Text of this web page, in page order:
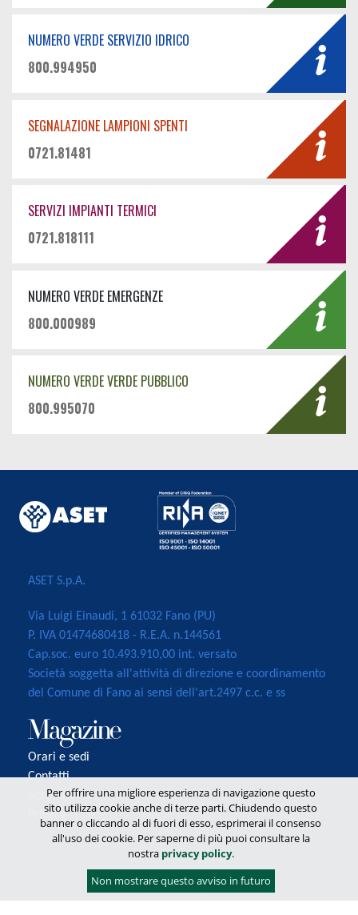
NUMERO VERDE SERVIZIO IDRICO
800.994950
SEGNALAZIONE LAMPIONI SPENTI
0721.81481
SERVIZI IMPIANTI TERMICI
0721.818111
NUMERO VERDE EMERGENZE
800.000989
NUMERO VERDE VERDE PUBBLICO
800.995070
ASET S.p.A.
Via Luigi Einaudi, 1 61032 Fano (PU)
P. IVA 01474680418 - R.E.A. n.144561
Cap.soc. euro 10.493.910,00 int. versato
Società soggetta all'attività di direzione e coordinamento
del Comune di Fano ai sensi dell'art.2497 c.c. e ss
Orari e sedi
Contatti
Accessibilità
Privacy
Per offrire una migliore esperienza di navigazione questo
sito utilizza cookie anche di terze parti. Chiudendo questo
banner o cliccando al di fuori di esso, esprimerai il consenso
all'uso dei cookie. Per saperne di più puoi consultare la
nostra privacy policy.